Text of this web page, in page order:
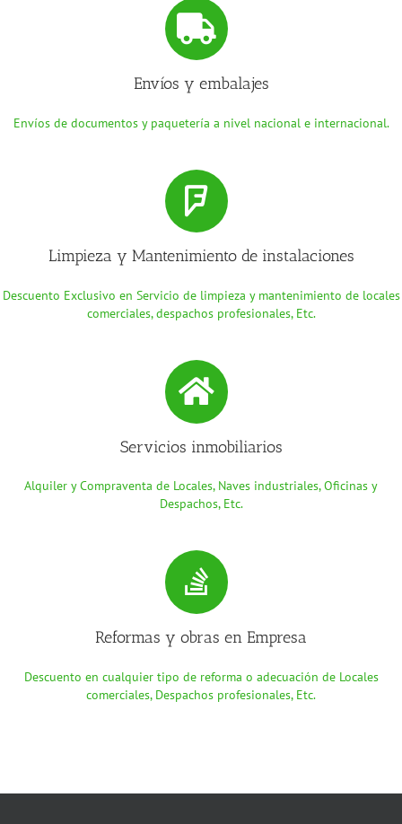
Envíos y embalajes
Envíos de documentos y paquetería a nivel nacional e internacional.
Limpieza y Mantenimiento de instalaciones
Descuento Exclusivo en Servicio de limpieza y mantenimiento de locales
comerciales, despachos profesionales, Etc.
Servicios inmobiliarios
Alquiler y Compraventa de Locales, Naves industriales, Oficinas y
Despachos, Etc.
Reformas y obras en Empresa
Descuento en cualquier tipo de reforma o adecuación de Locales
comerciales, Despachos profesionales, Etc.